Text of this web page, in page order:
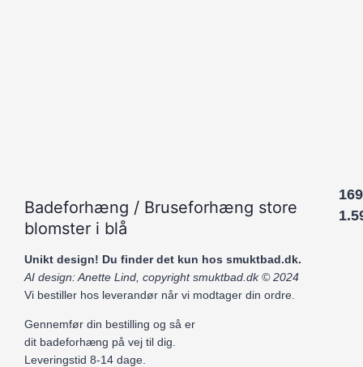
Badeforhæng / Bruseforhæng store
blomster i blå
Unikt design! Du finder det kun hos smuktbad.dk.
AI design: Anette Lind, copyright smuktbad.dk © 2024
Vi bestiller hos leverandør når vi modtager din ordre.
Gennemfør din bestilling og så er
dit badeforhæng på vej til dig.
Leveringstid 8-14 dage.